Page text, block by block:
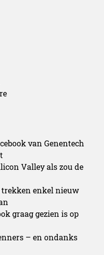
van Genentech
Valley als zou de
enkel nieuw
graag gezien is op
– en ondanks